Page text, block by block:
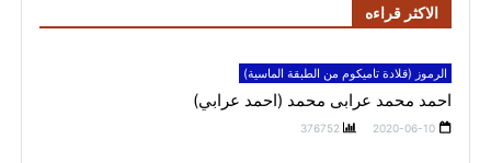
الاكثر قراءه
الرموز (قلادة تاميكوم من الطبقة الماسية)
احمد محمد عرابى محمد (احمد عرابي)
2020-06-10
376752